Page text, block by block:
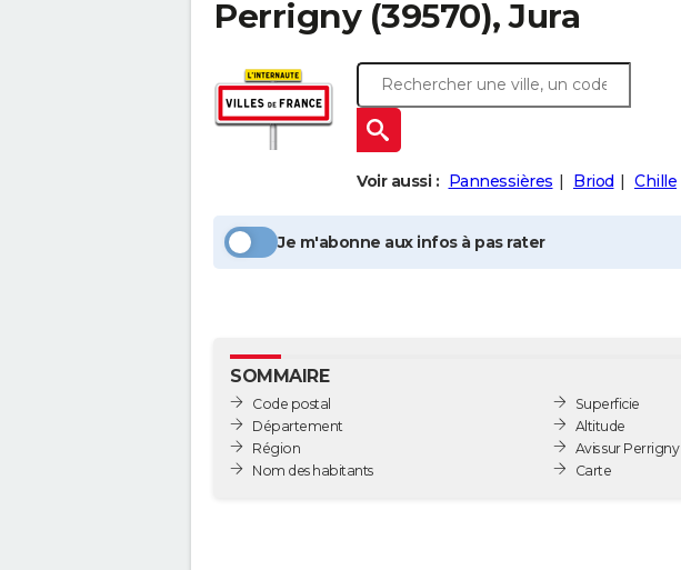
Perrigny(39570), Jura
Voir aussi : Pannessières Briod Chille
Je m'abonne aux infos à pas rater
SOMMAIRE
Code postal
Département
Région
Nom des habitants
Superficie
Altitude
Avis sur Perrigny
Carte